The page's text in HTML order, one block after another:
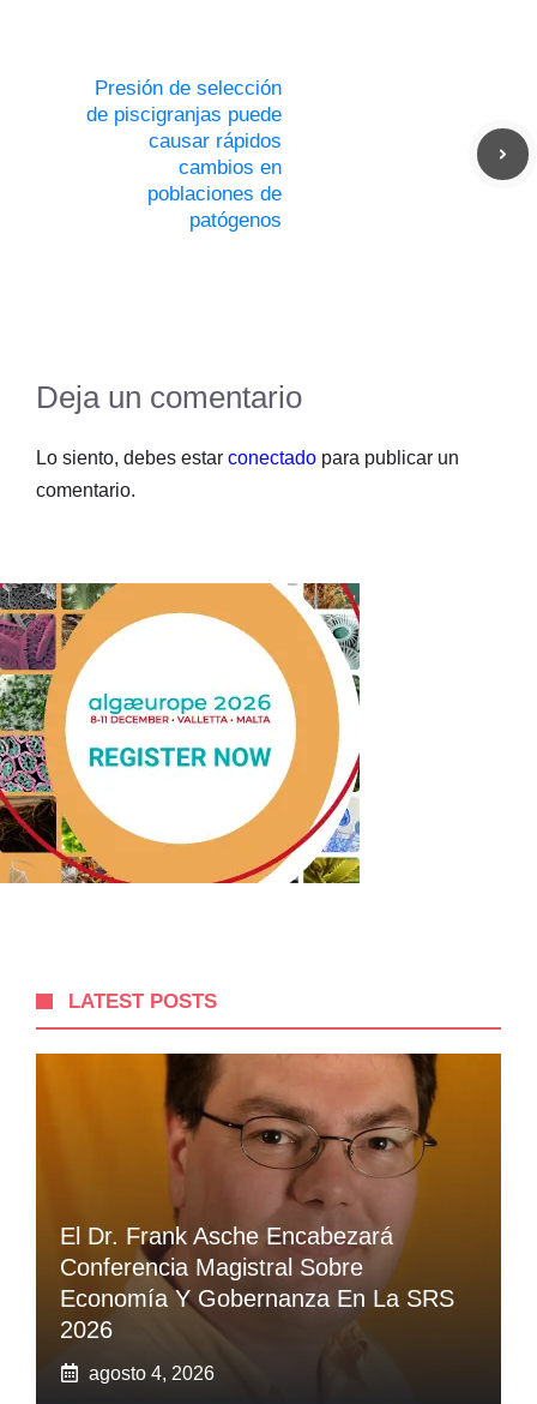
Presión de selección
de piscigranjas puede
causar rápidos
cambios en
poblaciones de
patógenos
Deja un comentario
Lo siento, debes estar conectado para publicar un
comentario.
LATEST POSTS
El Dr. Frank Asche Encabezará
Conferencia Magistral Sobre
Economía Y Gobernanza En La SRS
2026
agosto 4, 2026